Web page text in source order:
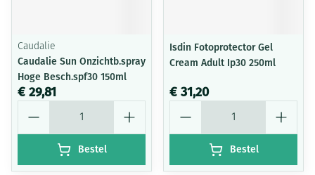
Caudalie
Caudalie Sun Onzichtb.spray
Hoge Besch.spf30 150ml
€ 29,81
Bestel
Isdin Fotoprotector Gel
Cream Adult Ip30 250ml
€ 31,20
Bestel